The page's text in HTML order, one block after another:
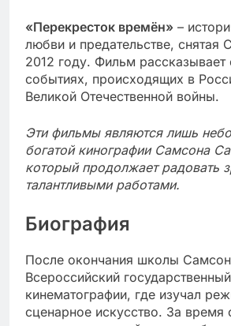
«Перекресток времён» –
любви и предательстве,
2012 году. Фильм
событиях, происходящих в
Великой Отечественной войны.
Эти фильмы являются лишь
богатой кинографии Самсона
который продолжает радовать
талантливыми работами.
Биография
После окончания школы
Всероссийский государственный
кинематографии, где изучал
сценарное искусство. За время